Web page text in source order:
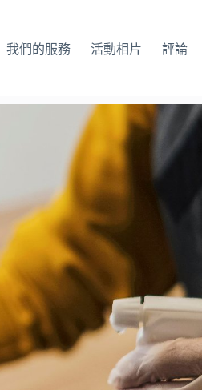
我們的服務 活動相片 評論